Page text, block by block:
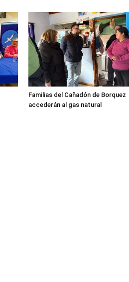
Familias del Cañadón de Borquez
accederán al gas natural